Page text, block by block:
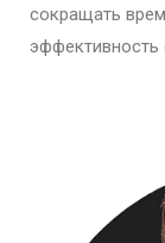
сокращать
эффективность